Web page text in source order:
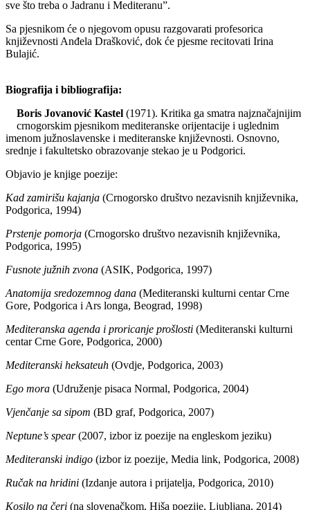
sve što treba o Jadranu i Mediteranu”.
Sa pjesnikom će o njegovom opusu razgovarati profesorica
književnosti Anđela Drašković, dok će pjesme recitovati Irina
Bulajić.
Biografija i bibliografija:
Boris Jovanović Kastel (1971). Kritika ga smatra najznačajnijim
crnogorskim pjesnikom mediteranske orijentacije i uglednim
imenom južnoslavenske i mediteranske književnosti. Osnovno,
srednje i fakultetsko obrazovanje stekao je u Podgorici.
Objavio je knjige poezije:
Kad zamirišu kajanja (Crnogorsko društvo nezavisnih književnika,
Podgorica, 1994)
Prstenje pomorja (Crnogorsko društvo nezavisnih književnika,
Podgorica, 1995)
Fusnote južnih zvona (ASIK, Podgorica, 1997)
Anatomija sredozemnog dana (Mediteranski kulturni centar Crne
Gore, Podgorica i Ars longa, Beograd, 1998)
Mediteranska agenda i proricanje prošlosti (Mediteranski kulturni
centar Crne Gore, Podgorica, 2000)
Mediteranski heksateuh (Ovdje, Podgorica, 2003)
Ego mora (Udruženje pisaca Normal, Podgorica, 2004)
Vjenčanje sa sipom (BD graf, Podgorica, 2007)
Neptune’s spear(2007, izbor iz poezije na engleskom jeziku)
Mediteranski indigo (izbor iz poezije, Media link, Podgorica, 2008)
Ručak na hridini (Izdanje autora i prijatelja, Podgorica, 2010)
Kosilo na čeri (na slovenačkom, Hiša poezije, Ljubljana, 2014)